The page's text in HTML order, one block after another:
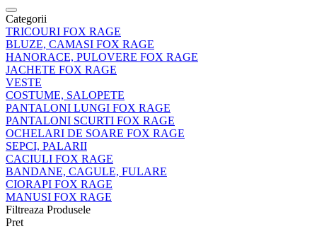
Categorii
TRICOURI FOX RAGE
BLUZE, CAMASI FOX RAGE
HANORACE, PULOVERE FOX RAGE
JACHETE FOX RAGE
VESTE
COSTUME, SALOPETE
PANTALONI LUNGI FOX RAGE
PANTALONI SCURTI FOX RAGE
OCHELARI DE SOARE FOX RAGE
SEPCI, PALARII
CACIULI FOX RAGE
BANDANE, CAGULE, FULARE
CIORAPI FOX RAGE
MANUSI FOX RAGE
Filtreaza Produsele
Pret